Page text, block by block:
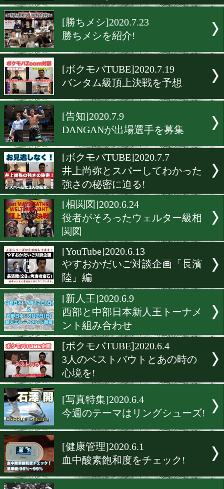
方講座。
[YouTube]2020.8.17
実践編!いま話題の藤原俊志
YouTube
[zoom対談]2020.8.11
ど真面目な話。
[勝ちメシ]2020.7.23
勝ちメシを紹介!
[ボクモバTUBE]2020.7.19
バンタム級頂上決戦を予想
[告知]2020.7.9
DANGANが出場選手を募集
[ボクモバTUBE]2020.7.7
井上尚弥とスパーしてわか
強さの秘密に迫る!
[相関図]2020.6.24
役者がそろったウェルター
関図
[YouTube]2020.6.13
やすおかだいご対談企画「
陸」編